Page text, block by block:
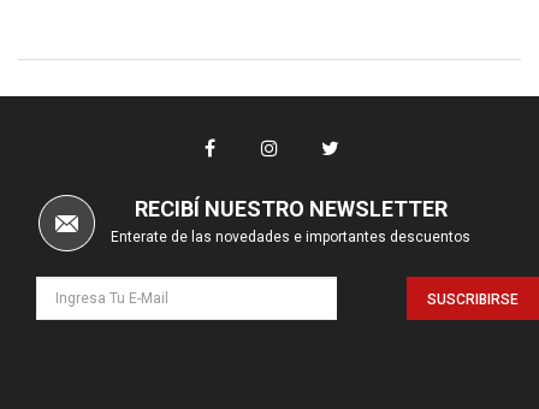
RECIBÍ NUESTRO NEWSLETTER
Enterate de las novedades e importantes descuentos
SUSCRIBIRSE